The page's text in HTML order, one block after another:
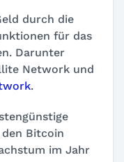
durch die
für das
Darunter
Network und
.
Bitcoin
im Jahr